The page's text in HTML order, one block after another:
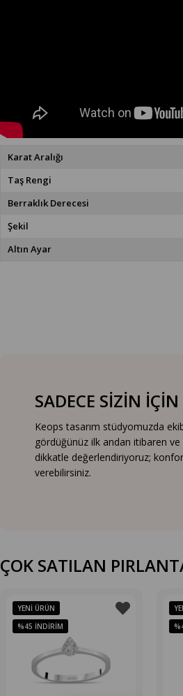
Karat Aralığı
Taş Rengi
Berraklık Derecesi
Şekil
Altın Ayar
SADECE SİZİN İÇİN
Keops tasarım stüdyomuzda
gördüğünüz ilk andan itibaren
dikkatle değerlendiriyoruz;
verebilirsiniz.
ÇOK SATILAN
YENI ÜRÜN
%45 İNDIRIM